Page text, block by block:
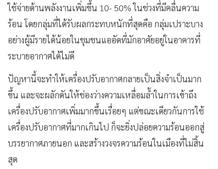
ใช้จ่ายด้านพลังงานเพิ่มขึ้น 10- 50% ในช่วงที่มีคลื่นความ
ร้อน โดยกลุ่มที่ได้รับผลกระทบหนักที่สุดคือ กลุ่มเปราะบาง
อย่างผู้มีรายได้น้อยในชุมชนแออัดที่มักอาศัยอยู่ในอาคารที่
ระบายอากาศได้ไม่ดี
ปัญหานี้จะทำให้เครื่องปรับอากาศกลายเป็นสิ่งจำเป็นมาก
ขึ้น และจะผลักดันให้ช่องว่างความเหลื่อมล้ำในการเข้าถึง
เครื่องปรับอากาศเพิ่มมากขึ้นเรื่อยๆ แต่ขณะเดียวกันการใช้
เครื่องปรับอากาศที่มากเกินไป ก็จะยิ่งปล่อยความร้อนออกสู่
บรรยากาศภายนอก และสร้างวงจรความร้อนในเมืองที่ไม่สิ้น
สุด